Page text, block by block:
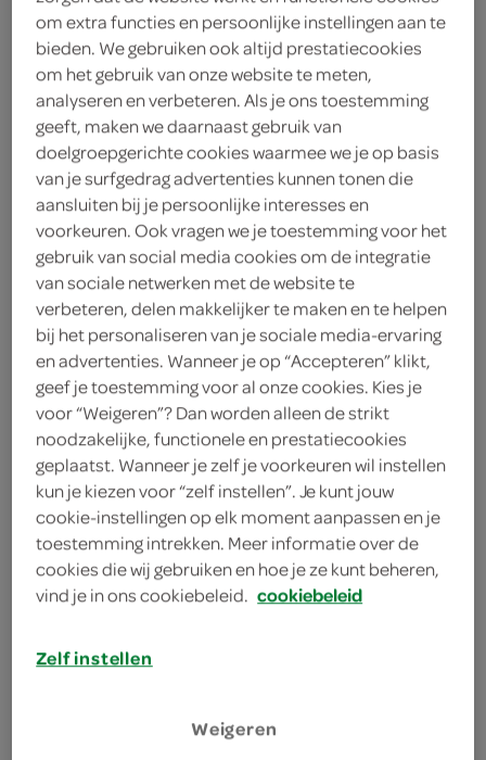
ingrediënten
2 eetlepels sesamzaad
8 rijstvellen
2 lente-/bosuitjes
1 theelepel sesamolie
1 theelepel sambal manis
1 eetlepel sojasaus
200 gram gerookte makreelfilets
200 gram sushirijst
kies je winkel
om extra functies en persoonlijke instellingen aan te
bieden. We gebruiken ook altijd prestatiecookies
om het gebruik van onze website te meten,
analyseren en verbeteren. Als je ons toestemming
geeft, maken we daarnaast gebruik van
doelgroepgerichte cookies waarmee we je op basis
van je surfgedrag advertenties kunnen tonen die
aansluiten bij je persoonlijke interesses en
voorkeuren. Ook vragen we je toestemming voor het
gebruik van social media cookies om de integratie
van sociale netwerken met de website te
verbeteren, delen makkelijker te maken en te helpen
bij het personaliseren van je sociale media-ervaring
en advertenties. Wanneer je op “Accepteren” klikt,
geef je toestemming voor al onze cookies. Kies je
voor “Weigeren”? Dan worden alleen de strikt
noodzakelijke, functionele en prestatiecookies
geplaatst. Wanneer je zelf je voorkeuren wil instellen
kun je kiezen voor “zelf instellen”. Je kunt jouw
cookie-instellingen op elk moment aanpassen en je
toestemming intrekken. Meer informatie over de
cookies die wij gebruiken en hoe je ze kunt beheren,
vind je in ons cookiebeleid. cookiebeleid
Zelf instellen
Weigeren